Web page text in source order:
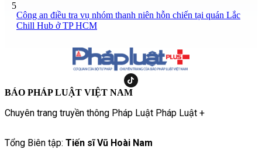
5
Công an điều tra vụ nhóm thanh niên hỗn chiến tại quán Lắc
Chill Hub ở TP HCM
BÁO PHÁP LUẬT VIỆT NAM
Chuyên trang truyền thông Pháp Luật Pháp Luật +
Tổng Biên tập: Tiến sĩ Vũ Hoài Nam